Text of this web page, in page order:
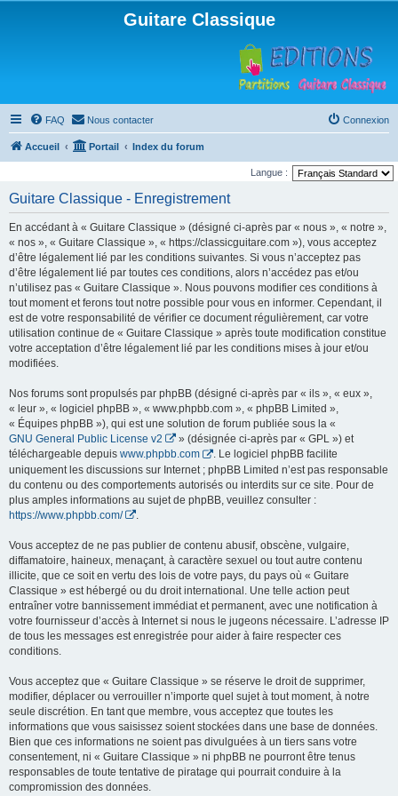
Guitare Classique
FAQ Nous contacter Connexion
Accueil Portail Index du forum
Langue :
Guitare Classique - Enregistrement
En accédant à « Guitare Classique » (désigné ci-après par « nous », « notre »,
« nos », « Guitare Classique », « https://classicguitare.com »), vous acceptez
d’être légalement lié par les conditions suivantes. Si vous n’acceptez pas
d’être légalement lié par toutes ces conditions, alors n’accédez pas et/ou
n’utilisez pas « Guitare Classique ». Nous pouvons modifier ces conditions à
tout moment et ferons tout notre possible pour vous en informer. Cependant, il
est de votre responsabilité de vérifier ce document régulièrement, car votre
utilisation continue de « Guitare Classique » après toute modification constitue
votre acceptation d’être légalement lié par les conditions mises à jour et/ou
modifiées.
Nos forums sont propulsés par phpBB (désigné ci-après par « ils », « eux »,
« leur », « logiciel phpBB », « www.phpbb.com », « phpBB Limited »,
« Équipes phpBB »), qui est une solution de forum publiée sous la «
GNU General Public License v2
» (désignée ci-après par « GPL ») et
téléchargeable depuis www.phpbb.com
. Le logiciel phpBB facilite
uniquement les discussions sur Internet ; phpBB Limited n’est pas responsable
du contenu ou des comportements autorisés ou interdits sur ce site. Pour de
plus amples informations au sujet de phpBB, veuillez consulter :
https://www.phpbb.com/
Vous acceptez de ne pas publier de contenu abusif, obscène, vulgaire,
diffamatoire, haineux, menaçant, à caractère sexuel ou tout autre contenu
illicite, que ce soit en vertu des lois de votre pays, du pays où « Guitare
Classique » est hébergé ou du droit international. Une telle action peut
entraîner votre bannissement immédiat et permanent, avec une notification à
votre fournisseur d’accès à Internet si nous le jugeons nécessaire. L’adresse IP
de tous les messages est enregistrée pour aider à faire respecter ces
conditions.
Vous acceptez que « Guitare Classique » se réserve le droit de supprimer,
modifier, déplacer ou verrouiller n’importe quel sujet à tout moment, à notre
seule discrétion. En tant que membre, vous acceptez que toutes les
informations que vous saisissez soient stockées dans une base de données.
Bien que ces informations ne soient pas divulguées à un tiers sans votre
consentement, ni « Guitare Classique » ni phpBB ne pourront être tenus
responsables de toute tentative de piratage qui pourrait conduire à la
compromission des données.